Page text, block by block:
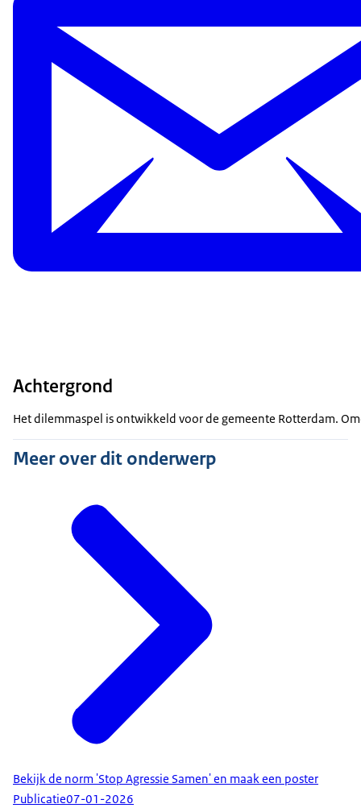
Achtergrond
Het dilemmaspel is ontwikkeld voor de gemeente Rotterdam.
Meer over dit onderwerp
Bekijk de norm 'Stop Agressie Samen' en maak een poster
Publicatie07-01-2026